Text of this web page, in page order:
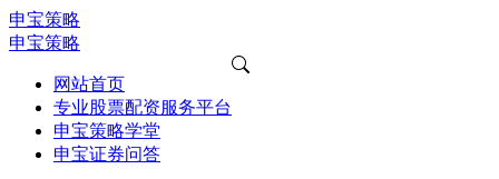
申宝策略
申宝策略
网站首页
专业股票配资服务平台
申宝策略学堂
申宝证券问答